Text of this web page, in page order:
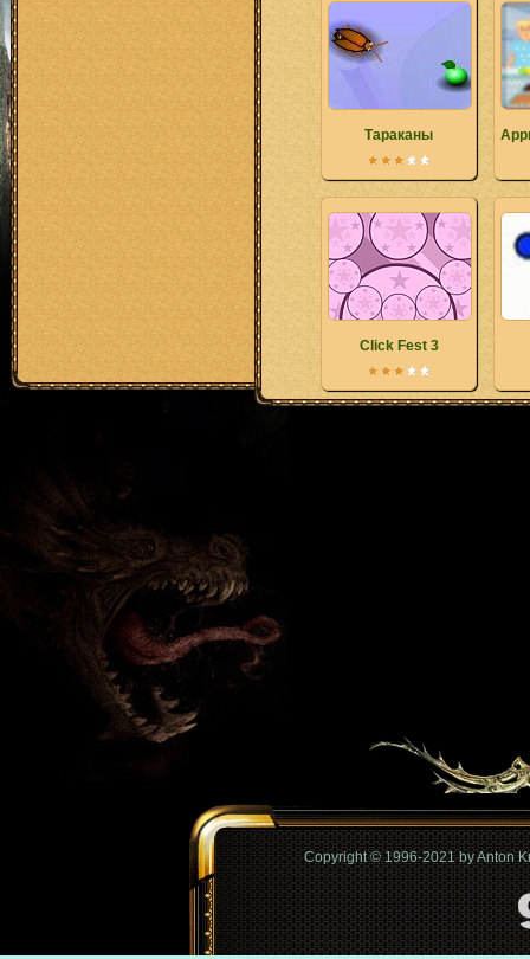
Тараканы
Click Fest 3
Copyright © 1996-2021 by Anton